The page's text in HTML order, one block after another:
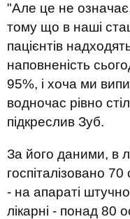
"Але це не
тому що в наші
пацієнтів
наповненість
95%, і хоча ми
водночас рівно
підкреслив Зуб.
За його даними, в
госпіталізовано 70
- на апараті
лікарні - понад 80